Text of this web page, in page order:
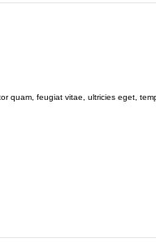
quam, feugiat vitae, ultricies eget,